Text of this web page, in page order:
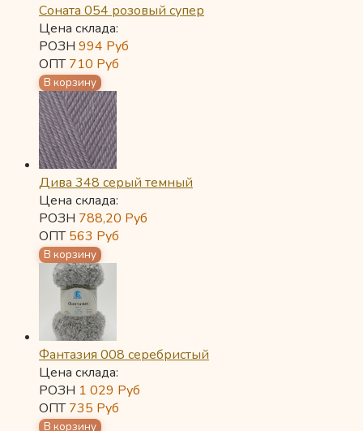
Соната 054 розовый супер
Цена склада:
РОЗН 994 Руб
ОПТ710 Руб
Дива 348 серый темный
Цена склада:
РОЗН 788,20 Руб
ОПТ563 Руб
Фантазия 008 серебристый
Цена склада:
РОЗН 1 029 Руб
ОПТ735 Руб